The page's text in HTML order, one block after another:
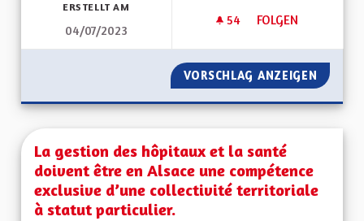
ERSTELLT AM
04/07/2023
54 54 FOLLOWER
FOLGEN
L’EDUCATION :
VORSCHLAG ANZEIGEN
La gestion des hôpitaux et la santé
doivent être en Alsace une compétence
exclusive d’une collectivité territoriale
à statut particulier.